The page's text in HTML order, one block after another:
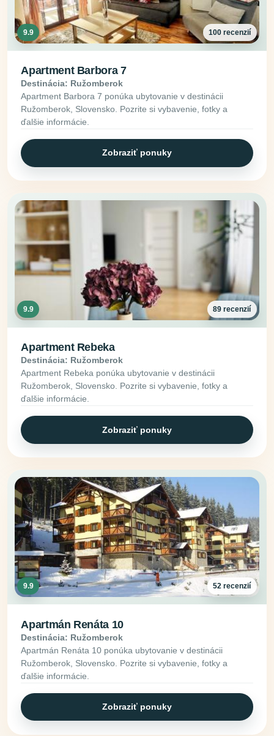
9.9 100 recenzií
Apartment Barbora 7
Destinácia: Ružomberok
Apartment Barbora 7 ponúka ubytovanie v destinácii
Ružomberok, Slovensko. Pozrite si vybavenie, fotky a
ďalšie informácie.
Zobraziť ponuky
9.9 89 recenzií
Apartment Rebeka
Destinácia: Ružomberok
Apartment Rebeka ponúka ubytovanie v destinácii
Ružomberok, Slovensko. Pozrite si vybavenie, fotky a
ďalšie informácie.
Zobraziť ponuky
9.9 52 recenzií
Apartmán Renáta 10
Destinácia: Ružomberok
Apartmán Renáta 10 ponúka ubytovanie v destinácii
Ružomberok, Slovensko. Pozrite si vybavenie, fotky a
ďalšie informácie.
Zobraziť ponuky